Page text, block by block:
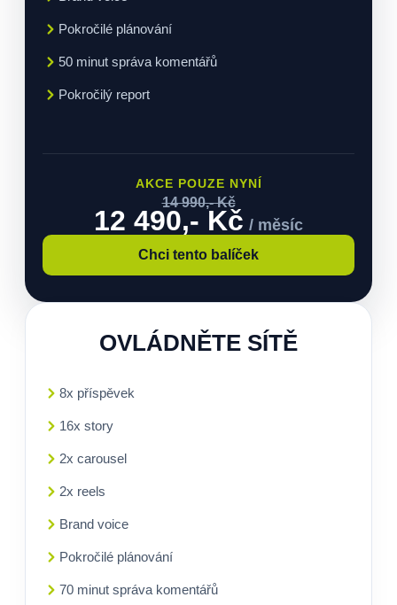
Pokročilé plánování
50 minut správa komentářů
Pokročilý report
AKCE POUZE NYNÍ
14 990,- Kč
12 490,- Kč / měsíc
Chci tento balíček
OVLÁDNĚTE SÍTĚ
8x příspěvek
16x story
2x carousel
2x reels
Brand voice
Pokročilé plánování
70 minut správa komentářů